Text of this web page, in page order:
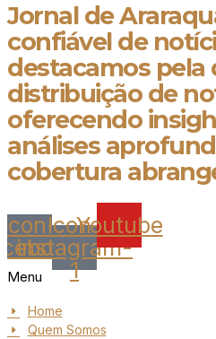
Jornal de
confiável de
destacamos pela
distribuição de
oferecendo
análises
cobertura
Icon-Icon-
instagram-
1
Youtube
Menu
Home
Quem Somos